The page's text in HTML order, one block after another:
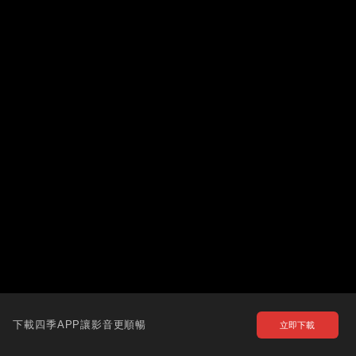
下載四季APP讓影音更順暢 立即下載